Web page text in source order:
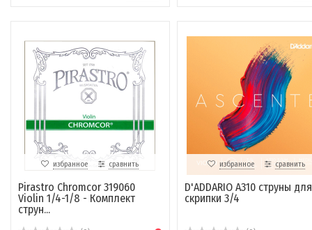
избранное сравнить
Pirastro Chromcor 319060
Violin 1/4-1/8 - Комплект
струн...
избранное сравнить
D'ADDARIO A310 струны для
скрипки 3/4